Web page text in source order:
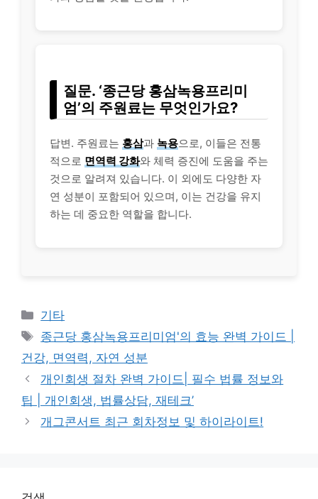
질문. ‘종근당 홍삼녹용프리미
엄’의 주원료는 무엇인가요?
답변. 주원료는 홍삼과 녹용으로, 이들은 전통
적으로 면역력 강화와 체력 증진에 도움을 주는
것으로 알려져 있습니다. 이 외에도 다양한 자
연 성분이 포함되어 있으며, 이는 건강을 유지
하는 데 중요한 역할을 합니다.
Categories
기타
Tags
종근당 홍삼녹용프리미엄'의 효능 완벽 가이드 |
건강, 면역력, 자연 성분
개인회생 절차 완벽 가이드| 필수 법률 정보와
팁 | 개인회생, 법률상담, 재테크’
개그콘서트 최근 회차정보 및 하이라이트!